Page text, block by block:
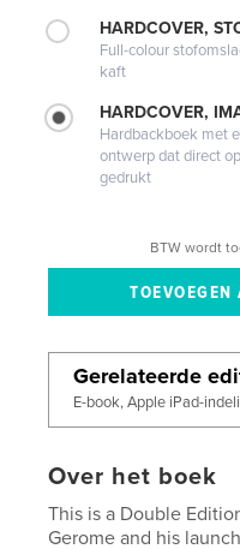
HARDCOVER,
Full-colour
kaft
HARDCOVER,
Hardbackboek met
ontwerp dat direct
gedrukt
BTW wordt
Gerelateerde
E-book, Apple iPad-
Over het boek
This is a Double
Gerome and his